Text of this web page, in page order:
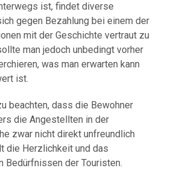
ist, findet diverse
gegen Bezahlung bei einem der
mit der Geschichte vertraut zu
man jedoch unbedingt vorher
was man erwarten kann
ist.
beachten, dass die Bewohner
die Angestellten in der
zwar nicht direkt unfreundlich
die Herzlichkeit und das
Bedürfnissen der Touristen.